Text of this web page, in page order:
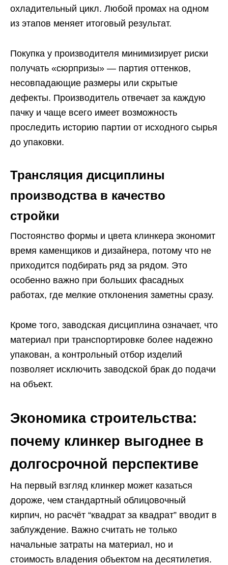
охладительный цикл. Любой промах на одном
из этапов меняет итоговый результат.
Покупка у производителя минимизирует риски
получать «сюрпризы» — партия оттенков,
несовпадающие размеры или скрытые
дефекты. Производитель отвечает за каждую
пачку и чаще всего имеет возможность
проследить историю партии от исходного сырья
до упаковки.
Трансляция дисциплины
производства в качество
стройки
Постоянство формы и цвета клинкера экономит
время каменщиков и дизайнера, потому что не
приходится подбирать ряд за рядом. Это
особенно важно при больших фасадных
работах, где мелкие отклонения заметны сразу.
Кроме того, заводская дисциплина означает, что
материал при транспортировке более надежно
упакован, а контрольный отбор изделий
позволяет исключить заводской брак до подачи
на объект.
Экономика строительства:
почему клинкер выгоднее в
долгосрочной перспективе
На первый взгляд клинкер может казаться
дороже, чем стандартный облицовочный
кирпич, но расчёт “квадрат за квадрат” вводит в
заблуждение. Важно считать не только
начальные затраты на материал, но и
стоимость владения объектом на десятилетия.